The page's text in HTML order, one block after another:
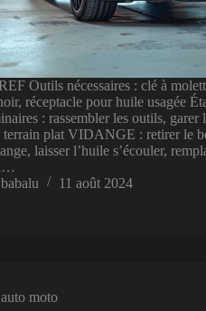
Outils nécessaires : clé à
réceptacle pour huile usagée
: rassembler les outils, garer
terrain plat VIDANGE : retirer le
laisser l’huile s’écouler,
babalu
11 août 2024
auto moto